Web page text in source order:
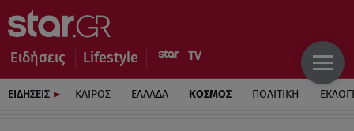
Ειδήσεις Lifestyle
ΕΙΔΗΣΕΙΣ ΚΑΙΡΟΣ ΕΛΛΑΔΑ ΚΟΣΜΟΣ ΠΟΛΙΤΙΚΗ